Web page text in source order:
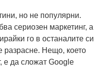
но не популярни.
сериозен маркетинг, а
го в останалите си
разрасне. Нещо, което
е да сложат Google